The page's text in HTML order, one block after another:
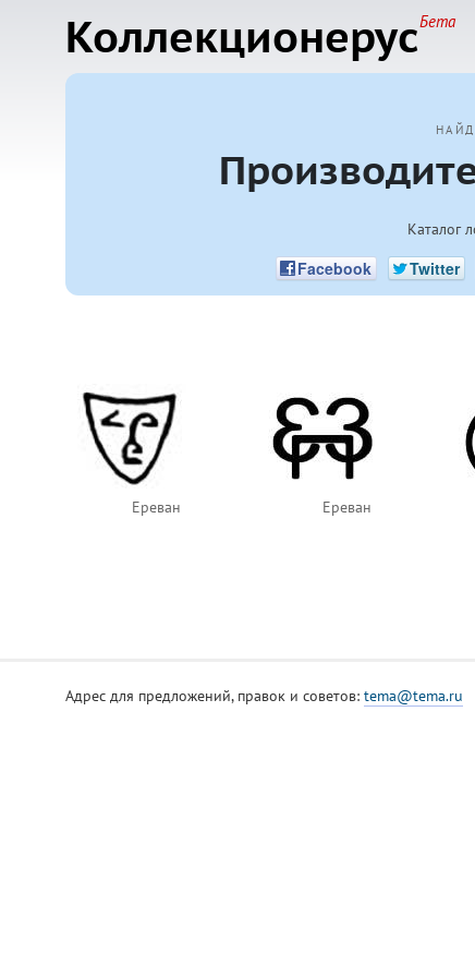
КоллекционерусБета
Каталог
Facebook Twitter
Ереван Ереван
Адрес для предложений, правок и советов: tema@tema.ru